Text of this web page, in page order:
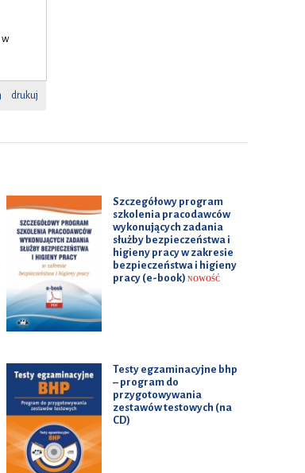
w
drukuj
Szczegółowy program
szkolenia pracodawców
wykonujących zadania
służby bezpieczeństwa i
higieny pracy w zakresie
bezpieczeństwa i higieny
pracy (e-book) NOWOŚĆ
Testy egzaminacyjne bhp
– program do
przygotowywania
zestawów testowych (na
CD)